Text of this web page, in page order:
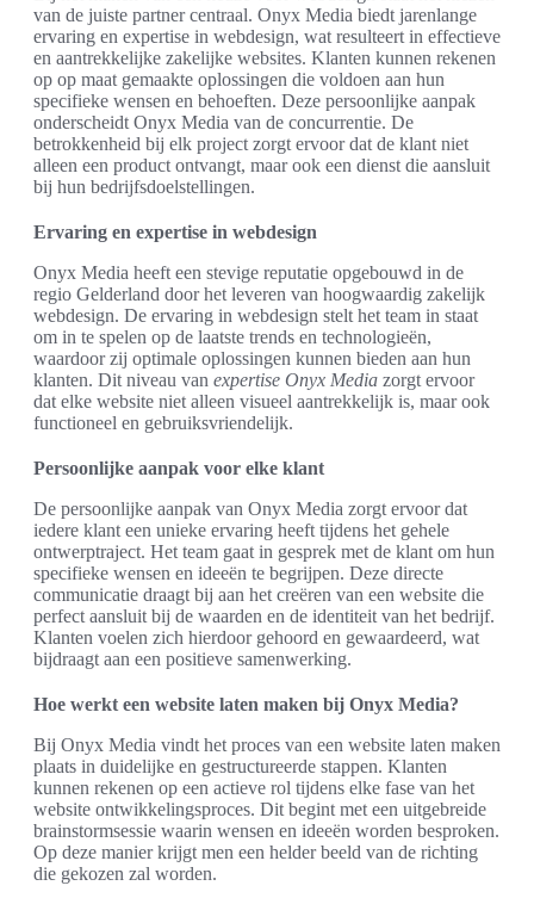
van de juiste partner centraal. Onyx Media biedt jarenlange
ervaring en expertise in webdesign, wat resulteert in effectieve
en aantrekkelijke zakelijke websites. Klanten kunnen rekenen
op op maat gemaakte oplossingen die voldoen aan hun
specifieke wensen en behoeften. Deze persoonlijke aanpak
onderscheidt Onyx Media van de concurrentie. De
betrokkenheid bij elk project zorgt ervoor dat de klant niet
alleen een product ontvangt, maar ook een dienst die aansluit
bij hun bedrijfsdoelstellingen.
Ervaring en expertise in webdesign
Onyx Media heeft een stevige reputatie opgebouwd in de
regio Gelderland door het leveren van hoogwaardig zakelijk
webdesign. De ervaring in webdesign stelt het team in staat
om in te spelen op de laatste trends en technologieën,
waardoor zij optimale oplossingen kunnen bieden aan hun
klanten. Dit niveau van expertise Onyx Media zorgt ervoor
dat elke website niet alleen visueel aantrekkelijk is, maar ook
functioneel en gebruiksvriendelijk.
Persoonlijke aanpak voor elke klant
De persoonlijke aanpak van Onyx Media zorgt ervoor dat
iedere klant een unieke ervaring heeft tijdens het gehele
ontwerptraject. Het team gaat in gesprek met de klant om hun
specifieke wensen en ideeën te begrijpen. Deze directe
communicatie draagt bij aan het creëren van een website die
perfect aansluit bij de waarden en de identiteit van het bedrijf.
Klanten voelen zich hierdoor gehoord en gewaardeerd, wat
bijdraagt aan een positieve samenwerking.
Hoe werkt een website laten maken bij Onyx Media?
Bij Onyx Media vindt het proces van een website laten maken
plaats in duidelijke en gestructureerde stappen. Klanten
kunnen rekenen op een actieve rol tijdens elke fase van het
website ontwikkelingsproces. Dit begint met een uitgebreide
brainstormsessie waarin wensen en ideeën worden besproken.
Op deze manier krijgt men een helder beeld van de richting
die gekozen zal worden.